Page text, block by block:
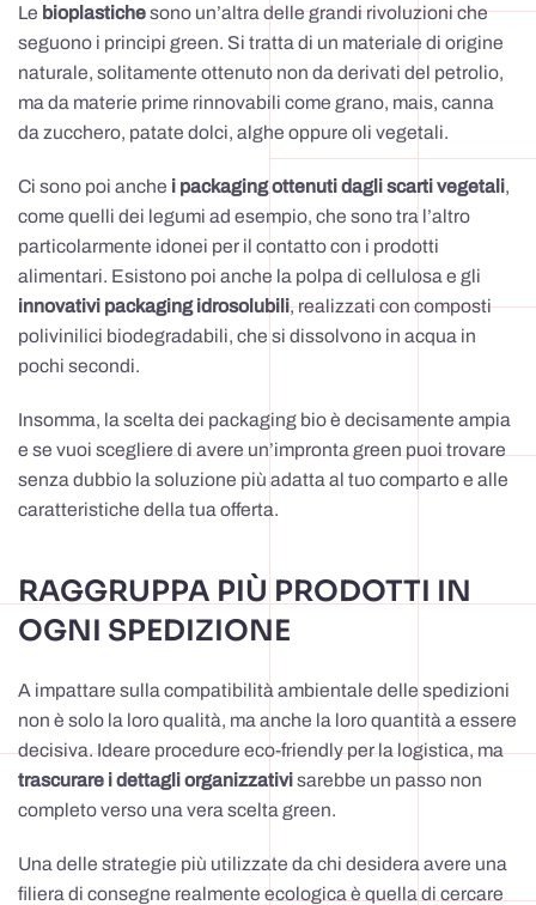
Le bioplastichesono un’altra delle grandi rivoluzioni che
seguono i principi green. Si tratta di un materiale di origine
naturale, solitamente ottenuto non da derivati del petrolio,
ma da materie prime rinnovabili come grano, mais, canna
da zucchero, patate dolci, alghe oppure oli vegetali.
Ci sono poi anche i packaging ottenuti dagli scarti vegetali,
come quelli dei legumi ad esempio, che sono tra l’altro
particolarmente idonei per il contatto con i prodotti
alimentari. Esistono poi anche la polpa di cellulosa e gli
innovativi packaging idrosolubili, realizzati con composti
polivinilici biodegradabili, che si dissolvono in acqua in
pochi secondi.
Insomma, la scelta dei packaging bio è decisamente ampia
e se vuoi scegliere di avere un’impronta green puoi trovare
senza dubbio la soluzione più adatta al tuo comparto e alle
caratteristiche della tua offerta.
RAGGRUPPA PIÙ PRODOTTI IN
OGNI SPEDIZIONE
A impattare sulla compatibilità ambientale delle spedizioni
non è solo la loro qualità, ma anche la loro quantità a essere
decisiva. Ideare procedure eco-friendly per la logistica, ma
trascurare i dettagli organizzativisarebbe un passo non
completo verso una vera scelta green.
Una delle strategie più utilizzate da chi desidera avere una
filiera di consegne realmente ecologica è quella di cercare